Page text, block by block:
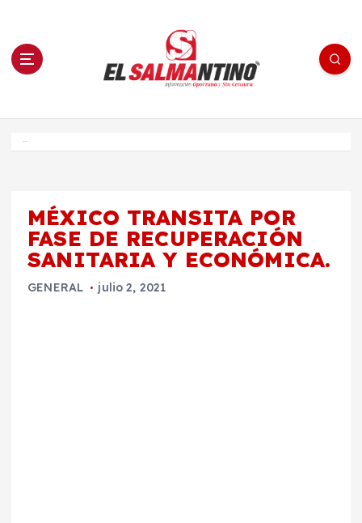
n El Salmantino - medios/noticias/editorial
MÉXICO TRANSITA POR
FASE DE RECUPERACIÓN
SANITARIA Y ECONÓMICA.
GENERAL julio 2, 2021